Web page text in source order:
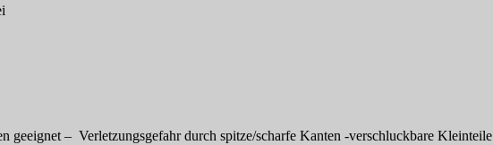
geeignet – Verletzungsgefahr durch spitze/scharfe Kanten -verschluckbare Kleinteile